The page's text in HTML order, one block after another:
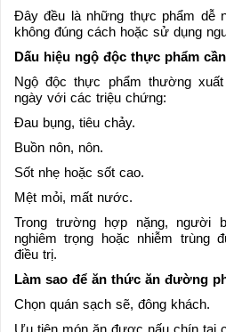
Đây đều là những thực phẩm dễ
không đúng cách hoặc sử dụng
Dấu hiệu ngộ độc thực phẩm
Ngộ độc thực phẩm thường
ngày với các triệu chứng:
Đau bụng, tiêu chảy.
Buồn nôn, nôn.
Sốt nhẹ hoặc sốt cao.
Mệt mỏi, mất nước.
Trong trường hợp nặng, người
nghiêm trọng hoặc nhiễm trùng
điều trị.
Làm sao để ăn thức ăn đường
Chọn quán sạch sẽ, đông khách.